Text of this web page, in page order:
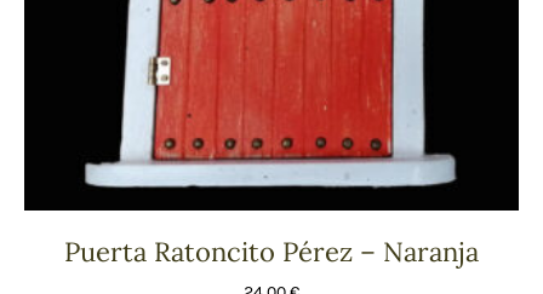
Puerta Ratoncito Pérez – Naranja